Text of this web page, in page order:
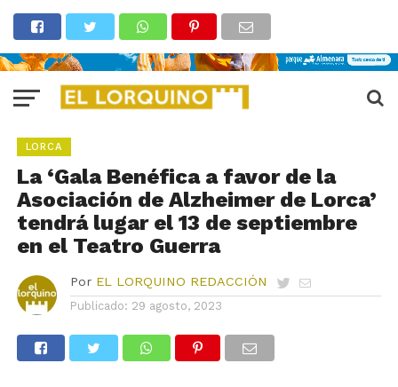
LORCA
La ‘Gala Benéfica a favor de la
Asociación de Alzheimer de Lorca’
tendrá lugar el 13 de septiembre
en el Teatro Guerra
Por EL LORQUINO REDACCIÓN
Publicado: 29 agosto, 2023